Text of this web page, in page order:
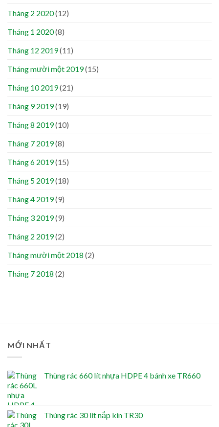
Tháng 2 2020(12)
Tháng 1 2020(8)
Tháng 12 2019(11)
Tháng mười một 2019(15)
Tháng 10 2019(21)
Tháng 9 2019(19)
Tháng 8 2019(10)
Tháng 7 2019(8)
Tháng 6 2019(15)
Tháng 5 2019(18)
Tháng 4 2019(9)
Tháng 3 2019(9)
Tháng 2 2019(2)
Tháng mười một 2018 (2)
Tháng 7 2018 (2)
MỚI NHẤT
Thùng rác 660 lít nhựa HDPE 4 bánh xe TR660
Thùng rác 30 lít nắp kín TR30